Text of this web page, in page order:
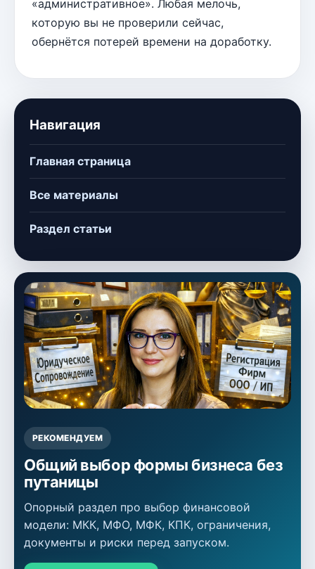
«административное». Любая мелочь,
которую вы не проверили сейчас,
обернётся потерей времени на доработку.
Навигация
Главная страница
Все материалы
Раздел статьи
РЕКОМЕНДУЕМ
Общий выбор формы бизнеса без
путаницы
Опорный раздел про выбор финансовой
модели: МКК, МФО, МФК, КПК, ограничения,
документы и риски перед запуском.